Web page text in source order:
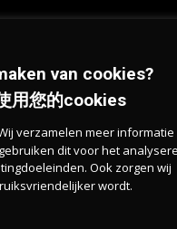
van cookies?
用您的cookies
verzamelen meer informatie
dit voor het
Ook zorgen wij
wordt.